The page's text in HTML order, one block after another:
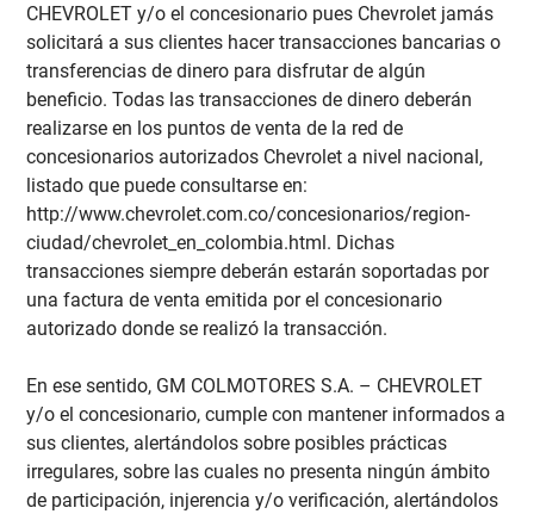
CHEVROLET y/o el concesionario pues Chevrolet jamás
solicitará a sus clientes hacer transacciones bancarias o
transferencias de dinero para disfrutar de algún
beneficio. Todas las transacciones de dinero deberán
realizarse en los puntos de venta de la red de
concesionarios autorizados Chevrolet a nivel nacional,
listado que puede consultarse en:
http://www.chevrolet.com.co/concesionarios/region-
ciudad/chevrolet_en_colombia.html. Dichas
transacciones siempre deberán estarán soportadas por
una factura de venta emitida por el concesionario
autorizado donde se realizó la transacción.
En ese sentido, GM COLMOTORES S.A. – CHEVROLET
y/o el concesionario, cumple con mantener informados a
sus clientes, alertándolos sobre posibles prácticas
irregulares, sobre las cuales no presenta ningún ámbito
de participación, injerencia y/o verificación, alertándolos